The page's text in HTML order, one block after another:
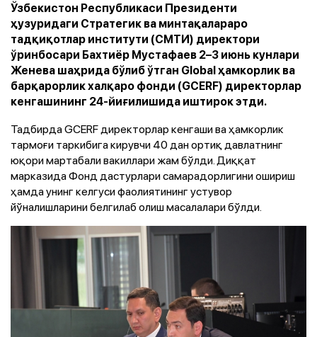
Ўзбекистон Республикаси Президенти
ҳузуридаги Стратегик ва минтақалараро
тадқиқотлар институти (СМТИ) директори
ўринбосари Бахтиёр Мустафаев 2–3 июнь кунлари
Женева шаҳрида бўлиб ўтган Global ҳамкорлик ва
барқарорлик халқаро фонди (GCERF) директорлар
кенгашининг 24-йиғилишида иштирок этди.
Тадбирда GCERF директорлар кенгаши ва ҳамкорлик
тармоғи таркибига кирувчи 40 дан ортиқ давлатнинг
юқори мартабали вакиллари жам бўлди. Диққат
марказида Фонд дастурлари самарадорлигини ошириш
ҳамда унинг келгуси фаолиятининг устувор
йўналишларини белгилаб олиш масалалари бўлди.